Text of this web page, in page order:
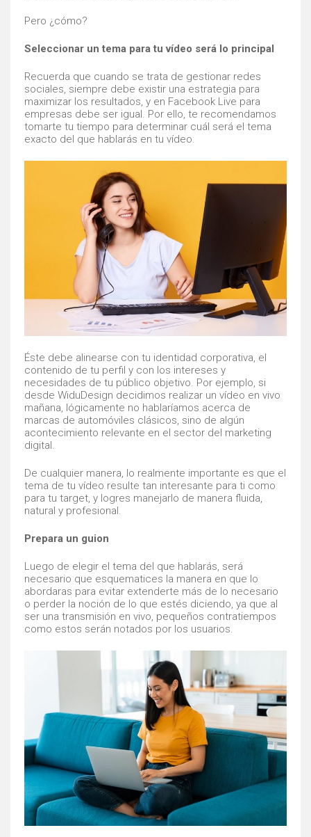
Pero ¿cómo?
Seleccionar un tema para tu vídeo será lo principal
Recuerda que cuando se trata de gestionar redes
sociales, siempre debe existir una estrategia para
maximizar los resultados, y en Facebook Live para
empresas debe ser igual. Por ello, te recomendamos
tomarte tu tiempo para determinar cuál será el tema
exacto del que hablarás en tu vídeo.
Éste debe alinearse con tu identidad corporativa, el
contenido de tu perfil y con los intereses y
necesidades de tu público objetivo. Por ejemplo, si
desde WiduDesign decidimos realizar un vídeo en vivo
mañana, lógicamente no hablaríamos acerca de
marcas de automóviles clásicos, sino de algún
acontecimiento relevante en el sector del marketing
digital.
De cualquier manera, lo realmente importante es que el
tema de tu vídeo resulte tan interesante para ti como
para tu target, y logres manejarlo de manera fluida,
natural y profesional.
Prepara un guion
Luego de elegir el tema del que hablarás, será
necesario que esquematices la manera en que lo
abordaras para evitar extenderte más de lo necesario
o perder la noción de lo que estés diciendo, ya que al
ser una transmisión en vivo, pequeños contratiempos
como estos serán notados por los usuarios.